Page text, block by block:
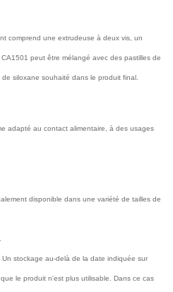
comprend une extrudeuse à deux vis, un
peut être mélangé avec des pastilles de
siloxane souhaité dans le produit final.
adapté au contact alimentaire, à des usages
disponible dans une variété de tailles de
stockage au-delà de la date indiquée sur
le produit n'est plus utilisable. Dans ce cas